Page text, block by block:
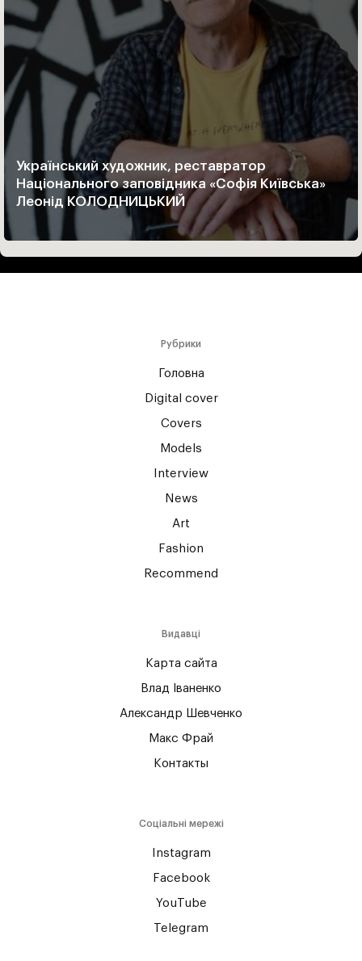
Український художник, реставратор
Національного заповідника «Софія Київська»
Леонід КОЛОДНИЦЬКИЙ
Рубрики
Головна
Digital cover
Covers
Models
Interview
News
Art
Fashion
Recommend
Видавці
Карта сайта
Влад Іваненко
Александр Шевченко
Макс Фрай
Контакты
Соціальні мережі
Instagram
Facebook
YouTube
Telegram